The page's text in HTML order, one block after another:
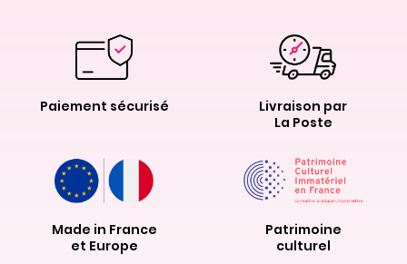
Paiement sécurisé
Livraison par
La Poste
Made in France
et Europe
Patrimoine
culturel